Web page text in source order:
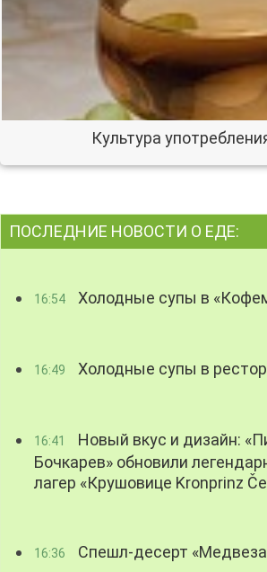
Культура
ПОСЛЕДНИЕ НОВОСТИ О ЕДЕ:
16:54 Холодные супы в
16:49 Холодные супы в
16:41
Новый вкус и дизайн:
Бочкарев» обновили
лагер «Крушовице Kronprinz
16:36 Спешл-десерт